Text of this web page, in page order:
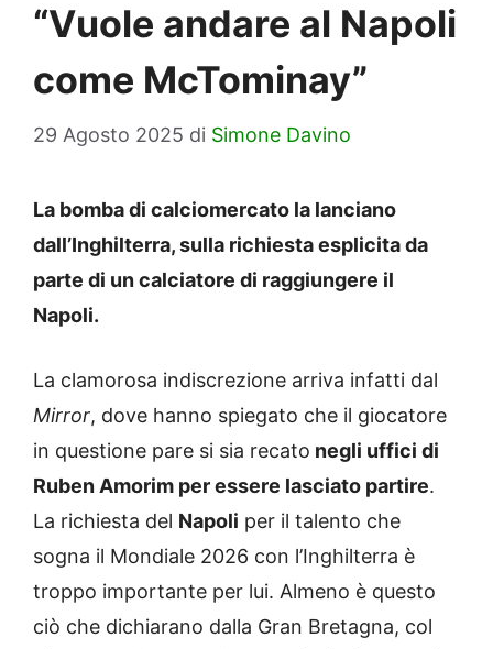
“Vuole andare al Napoli
come McTominay”
29 Agosto 2025 di Simone Davino
La bomba di calciomercato la lanciano
dall’Inghilterra, sulla richiesta esplicita da
parte di un calciatore di raggiungere il
Napoli.
La clamorosa indiscrezione arriva infatti dal
Mirror, dove hanno spiegato che il giocatore
in questione pare si sia recato negli uffici di
Ruben Amorim per essere lasciato partire.
La richiesta del Napoli per il talento che
sogna il Mondiale 2026 con l’Inghilterra è
troppo importante per lui. Almeno è questo
ciò che dichiarano dalla Gran Bretagna, col